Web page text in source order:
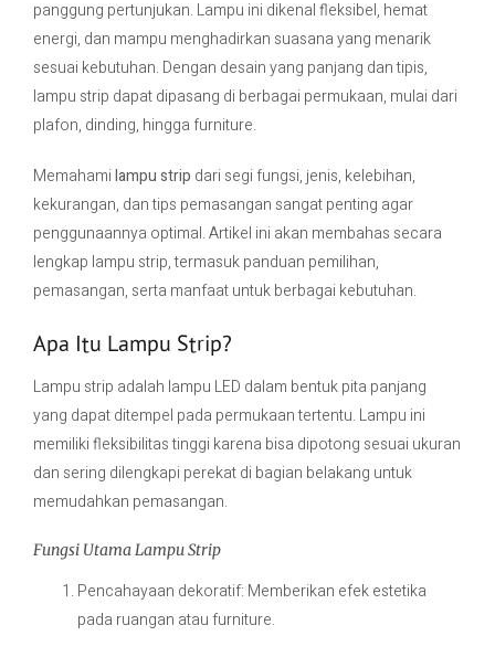
Contact Us
panggung pertunjukan. Lampu ini dikenal fleksibel, hemat
energi, dan mampu menghadirkan suasana yang menarik
sesuai kebutuhan. Dengan desain yang panjang dan tipis,
lampu strip dapat dipasang di berbagai permukaan, mulai dari
plafon, dinding, hingga furniture.
Memahamilampu strip dari segi fungsi, jenis, kelebihan,
kekurangan, dan tips pemasangan sangat penting agar
penggunaannya optimal. Artikel ini akan membahas secara
lengkap lampu strip, termasuk panduan pemilihan,
pemasangan, serta manfaat untuk berbagai kebutuhan.
Apa Itu Lampu Strip?
Lampu strip adalah lampu LED dalam bentuk pita panjang
yang dapat ditempel pada permukaan tertentu. Lampu ini
memiliki fleksibilitas tinggi karena bisa dipotong sesuai ukuran
dan sering dilengkapi perekat di bagian belakang untuk
memudahkan pemasangan.
Fungsi Utama Lampu Strip
Pencahayaan dekoratif: Memberikan efek estetika
pada ruangan atau furniture.